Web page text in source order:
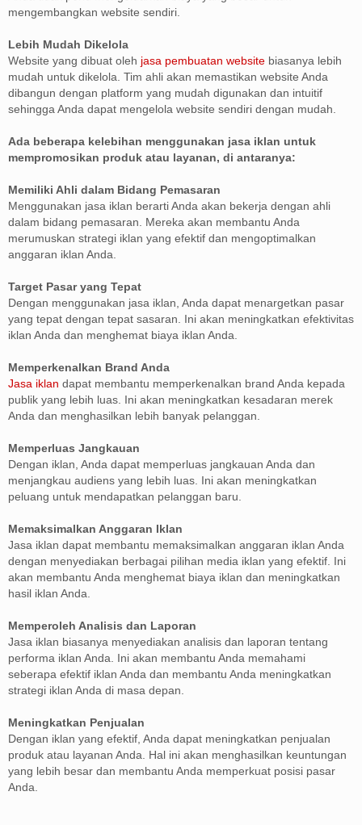
mengembangkan website sendiri.
Lebih Mudah Dikelola
Website yang dibuat oleh jasa pembuatan website biasanya lebih
mudah untuk dikelola. Tim ahli akan memastikan website Anda
dibangun dengan platform yang mudah digunakan dan intuitif
sehingga Anda dapat mengelola website sendiri dengan mudah.
Ada beberapa kelebihan menggunakan jasa iklan untuk
mempromosikan produk atau layanan, di antaranya:
Memiliki Ahli dalam Bidang Pemasaran
Menggunakan jasa iklan berarti Anda akan bekerja dengan ahli
dalam bidang pemasaran. Mereka akan membantu Anda
merumuskan strategi iklan yang efektif dan mengoptimalkan
anggaran iklan Anda.
Target Pasar yang Tepat
Dengan menggunakan jasa iklan, Anda dapat menargetkan pasar
yang tepat dengan tepat sasaran. Ini akan meningkatkan efektivitas
iklan Anda dan menghemat biaya iklan Anda.
Memperkenalkan Brand Anda
Jasa iklan dapat membantu memperkenalkan brand Anda kepada
publik yang lebih luas. Ini akan meningkatkan kesadaran merek
Anda dan menghasilkan lebih banyak pelanggan.
Memperluas Jangkauan
Dengan iklan, Anda dapat memperluas jangkauan Anda dan
menjangkau audiens yang lebih luas. Ini akan meningkatkan
peluang untuk mendapatkan pelanggan baru.
Memaksimalkan Anggaran Iklan
Jasa iklan dapat membantu memaksimalkan anggaran iklan Anda
dengan menyediakan berbagai pilihan media iklan yang efektif. Ini
akan membantu Anda menghemat biaya iklan dan meningkatkan
hasil iklan Anda.
Memperoleh Analisis dan Laporan
Jasa iklan biasanya menyediakan analisis dan laporan tentang
performa iklan Anda. Ini akan membantu Anda memahami
seberapa efektif iklan Anda dan membantu Anda meningkatkan
strategi iklan Anda di masa depan.
Meningkatkan Penjualan
Dengan iklan yang efektif, Anda dapat meningkatkan penjualan
produk atau layanan Anda. Hal ini akan menghasilkan keuntungan
yang lebih besar dan membantu Anda memperkuat posisi pasar
Anda.